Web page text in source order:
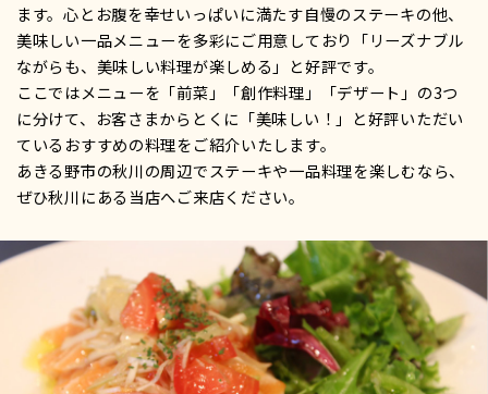
ます。心とお腹を幸せいっぱいに満たす自慢のステーキの他、
美味しい一品メニューを多彩にご用意しており「リーズナブル
ながらも、美味しい料理が楽しめる」と好評です。
ここではメニューを「前菜」「創作料理」「デザート」の3つ
に分けて、お客さまからとくに「美味しい！」と好評いただい
ているおすすめの料理をご紹介いたします。
あきる野市の秋川の周辺でステーキや一品料理を楽しむなら、
ぜひ秋川にある当店へご来店ください。